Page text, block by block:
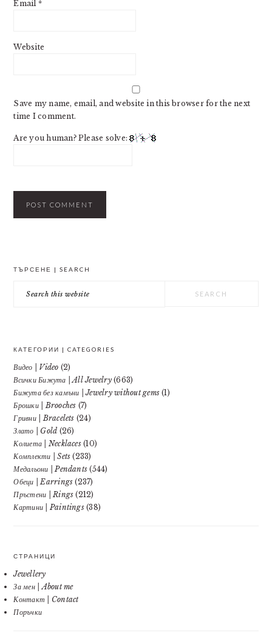
Email *
Website
Save my name, email, and website in this browser for the next
time I comment.
Are you human? Please solve:
ТЪРСЕНЕ | SEARCH
this
КАТЕГОРИИ | CATEGORIES
Видео | Video (2)
Всички Бижута | All Jewelry(663)
Бижута без камъни | Jewelry without gems (1)
Брошки | Brooches (7)
Гривни | Bracelets (24)
Злато | Gold (26)
Колиета | Necklaces(10)
Комплекти | Sets (233)
Медальони | Pendants (544)
Обеци | Earrings (237)
Пръстени | Rings (212)
Картини | Paintings(38)
СТРАНИЦИ
Jewellery
За мен | About me
Контакт | Contact
Поръчки